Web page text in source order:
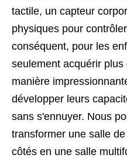
tactile, un capteur
physiques pour
conséquent, pour les
seulement acquérir
manière
développer leurs
sans s'ennuyer. Nous
transformer une salle
côtés en une salle